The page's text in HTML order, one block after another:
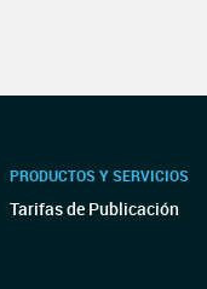
PRODUCTOS Y SERVICIOS
Tarifas de Publicación